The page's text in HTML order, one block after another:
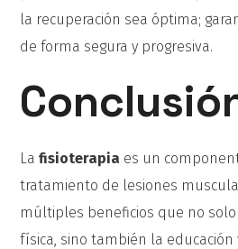
la recuperación sea óptima;
de forma segura y progresiva.
Lafisioterapia es un
tratamiento de lesiones
múltiples beneficios que no
física, sino también la educación